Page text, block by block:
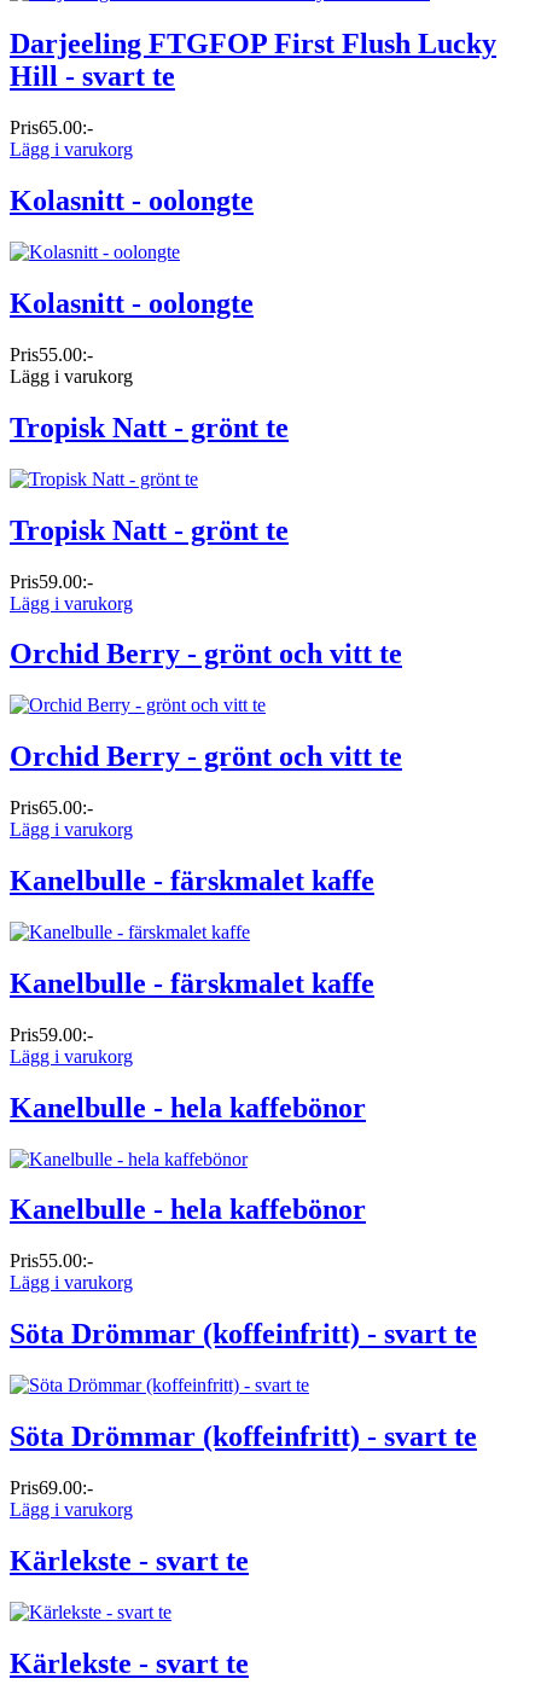
Darjeeling FTGFOP First Flush Lucky
Hill - svart te
Pris65.00:-
Lägg i varukorg
Kolasnitt - oolongte
Kolasnitt - oolongte
Pris55.00:-
Lägg i varukorg
Tropisk Natt - grönt te
Tropisk Natt - grönt te
Pris59.00:-
Lägg i varukorg
Orchid Berry - grönt och vitt te
Orchid Berry - grönt och vitt te
Pris65.00:-
Lägg i varukorg
Kanelbulle - färskmalet kaffe
Kanelbulle - färskmalet kaffe
Pris59.00:-
Lägg i varukorg
Kanelbulle - hela kaffebönor
Kanelbulle - hela kaffebönor
Pris55.00:-
Lägg i varukorg
Söta Drömmar (koffeinfritt) - svart te
Söta Drömmar (koffeinfritt) - svart te
Pris69.00:-
Lägg i varukorg
Kärlekste - svart te
Kärlekste - svart te